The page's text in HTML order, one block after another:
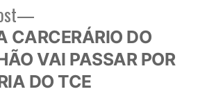
Próximo
post:
CARCERÁRIO DO
VAI PASSAR POR
DO TCE